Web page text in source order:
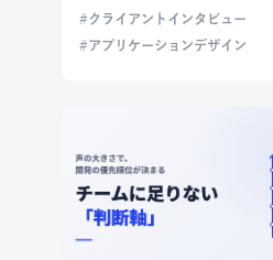
クライアントインタビュー
アプリケーションデザイン